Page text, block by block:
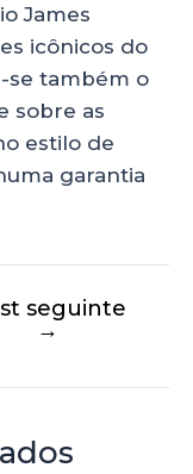
James
icônicos do
se também o
sobre as
estilo de
garantia
seguinte
→